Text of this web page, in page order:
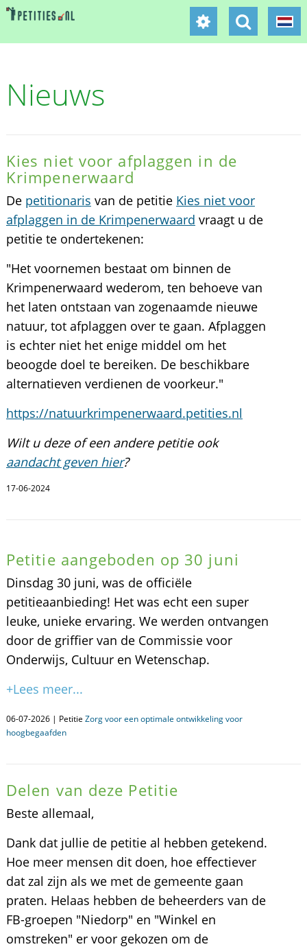
Nieuws
Kies niet voor afplaggen in de
Krimpenerwaard
De petitionaris van de petitie Kies niet voor
afplaggen in de Krimpenerwaard vraagt u de
petitie te ondertekenen:
"Het voornemen bestaat om binnen de
Krimpenerwaard wederom, ten behoeve van
het laten ontstaan van zogenaamde nieuwe
natuur, tot afplaggen over te gaan. Afplaggen
is echter niet het enige middel om het
beoogde doel te bereiken. De beschikbare
alternatieven verdienen de voorkeur."
https://natuurkrimpenerwaard.petities.nl
Wilt u deze of een andere petitie ook
aandacht geven hier?
17-06-2024
Petitie aangeboden op 30 juni
Dinsdag 30 juni, was de officiële
petitieaanbieding! Het was echt een super
leuke, unieke ervaring. We werden ontvangen
door de griffier van de Commissie voor
Onderwijs, Cultuur en Wetenschap.
+Lees meer...
06-07-2026 | Petitie Zorg voor een optimale ontwikkeling voor
hoogbegaafden
Delen van deze Petitie
Beste allemaal,
Dank dat jullie de petitie al hebben getekend.
Hoe meer mensen dit doen, hoe effectiever
dat zal zijn als we met de gemeente gaan
praten. Helaas hebben de beheerders van de
FB-groepen "Niedorp" en "Winkel en
omstreken" er voor gekozen om de